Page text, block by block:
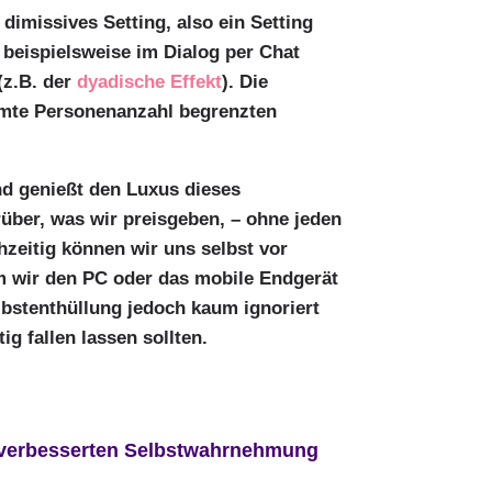
Setting, also ein Setting
im Dialog per Chat
derdyadische Effekt). Die
Personenanzahl begrenzten
genießt den Luxus dieses
was wir preisgeben, – ohne jeden
können wir uns selbst vor
den PC oder das mobile Endgerät
jedoch kaum ignoriert
fallen lassen sollten.
Selbstwahrnehmung